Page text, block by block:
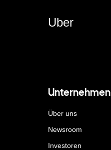
Uber
Unternehmen
Über uns
Newsroom
Investoren